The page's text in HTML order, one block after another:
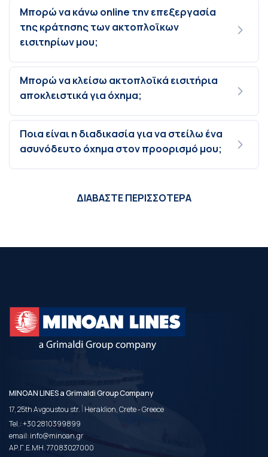
Μπορώ να κάνω online την επεξεργασία
της κράτησης των ακτοπλοϊκων
εισιτηρίων μου;
Μπορώ να κλείσω ακτοπλοϊκά εισιτήρια
αποκλειστικά για όχημα;
Ποια είναι η διαδικασία για να στείλω ένα
ασυνόδευτο όχημα στον προορισμό μου;
ΔΙΑΒΑΣΤΕ ΠΕΡΙΣΣΟΤΕΡΑ
MINOAN LINES a Grimaldi Group Company
17, 25th Avgoustou str. | Heraklion, Crete - Greece
Tel.:+30 2810399899
email:info@minoan.gr
ΑΡ.Γ.Ε.ΜΗ. 77083027000